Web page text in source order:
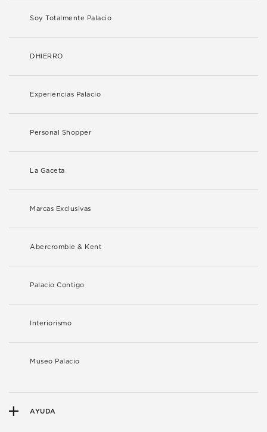
Soy Totalmente Palacio
DHIERRO
Experiencias Palacio
Personal Shopper
La Gaceta
Marcas Exclusivas
Abercrombie & Kent
Palacio Contigo
Interiorismo
Museo Palacio
AYUDA